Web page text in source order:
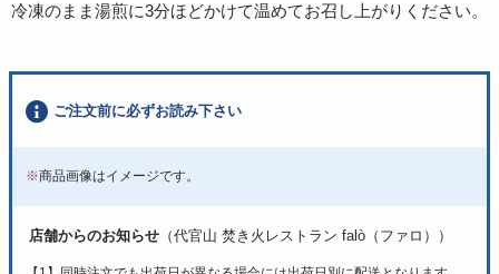
冷凍のまま湯煎に3分ほどかけて温めてお召し上がりください。
ご注文前に必ずお読み下さい
※商品画像はイメージです。
店舗からのお知らせ （代官山 焚き火レストラン falò（ファロ））